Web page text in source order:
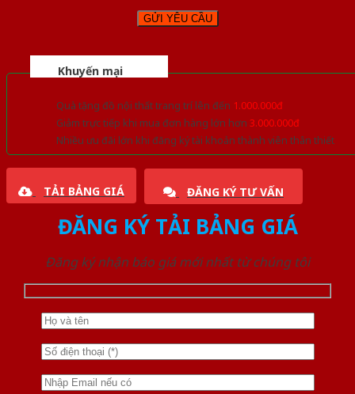
Khuyến mại
Quà tặng đồ nội thất trang trí lên đến 1.000.000đ
Giảm trực tiếp khi mua đơn hàng lớn hơn 3.000.000đ
Nhiều ưu đãi lớn khi đăng ký tài khoản thành viên thân thiết
TẢI BẢNG GIÁ ĐĂNG KÝ TƯ VẤN
ĐĂNG KÝ TẢI BẢNG GIÁ
Đăng ký nhận báo giá mới nhất từ chúng tôi